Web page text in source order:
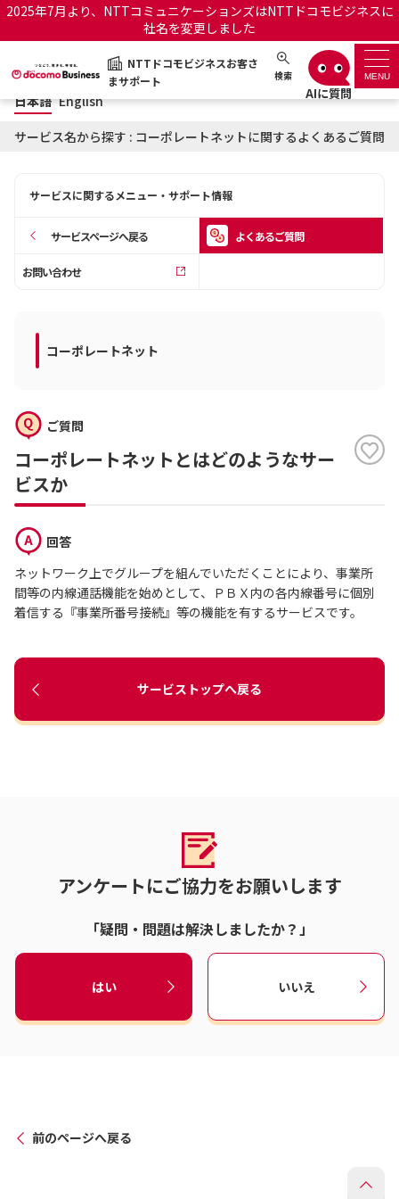
2025年7月より、NTTコミュニケーションズはNTTドコモビジネスに
社名を変更しました
NTTドコモビジネスお客さ
まサポート
検索 MENU
NTTドコモビジネスお客さまサポート 日本語 English
サポートトップ
お知らせ
日本語 English
サービス名から探す : コーポレートネットに関するよくあるご質問
サービスに関するメニュー・サポート情報
サービスページへ戻る よくあるご質問
お問い合わせ
コーポレートネット
ご質問
コーポレートネットとはどのようなサー
ビスか
回答
ネットワーク上でグループを組んでいただくことにより、事業所
間等の内線通話機能を始めとして、ＰＢＸ内の各内線番号に個別
着信する『事業所番号接続』等の機能を有するサービスです。
サービストップへ戻る
アンケートにご協力をお願いします
「疑問・問題は解決しましたか？」
はい いいえ
前のページへ戻る